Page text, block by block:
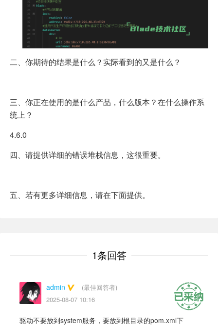
二、你期待的结果是什么？实际看到的又是什么？
三、你正在使用的是什么产品，什么版本？在什么操作系
统上？
4.6.0
四、请提供详细的错误堆栈信息，这很重要。
五、若有更多详细信息，请在下面提供。
1条回答
admin
(最佳回答者)
2025-08-07 10:16
驱动不要放到system服务，要放到根目录的pom.xml下